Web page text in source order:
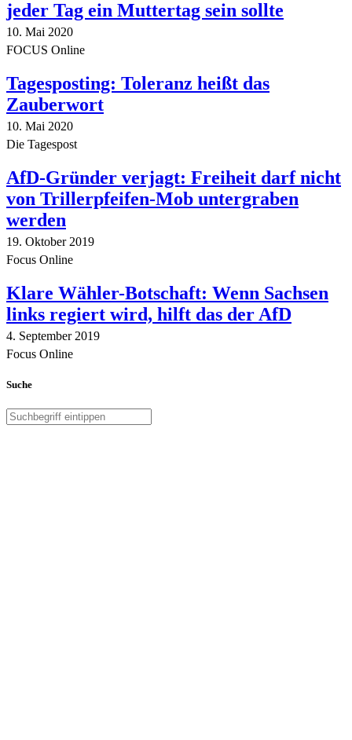
jeder Tag ein Muttertag sein sollte
10. Mai 2020
FOCUS Online
Tagesposting: Toleranz heißt das
Zauberwort
10. Mai 2020
Die Tagespost
AfD-Gründer verjagt: Freiheit darf nicht
von Trillerpfeifen-Mob untergraben
werden
19. Oktober 2019
Focus Online
Klare Wähler-Botschaft: Wenn Sachsen
links regiert wird, hilft das der AfD
4. September 2019
Focus Online
Suche